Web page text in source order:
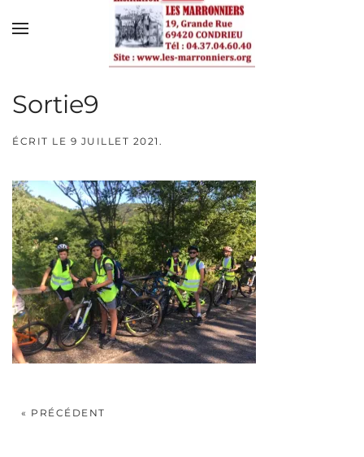
Skip to main content
Sortie9
ÉCRIT LE 9 JUILLET 2021 .
« PRÉCÉDENT